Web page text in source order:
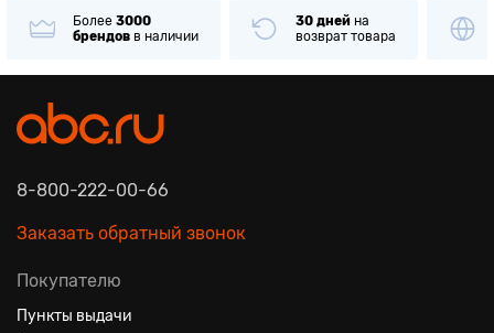
Более 3000
брендов в наличии
30 дней на
возврат товара
8-800-222-00-66
Заказать обратный звонок
Покупателю
Пункты выдачи